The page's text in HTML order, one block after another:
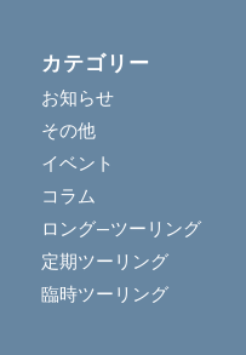
カテゴリー
お知らせ
その他
イベント
コラム
ロング―ツーリング
定期ツーリング
臨時ツーリング